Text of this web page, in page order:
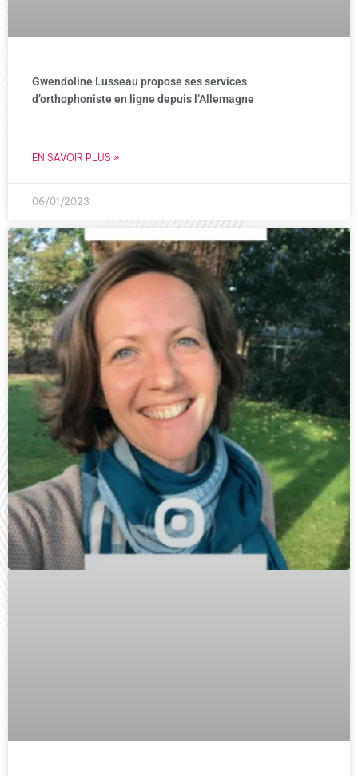
Gwendoline Lusseau propose ses services
d’orthophoniste en ligne depuis l’Allemagne
EN SAVOIR PLUS »
06/01/2023